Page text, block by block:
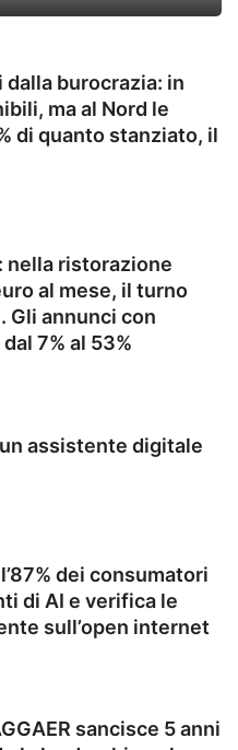
burocrazia: in
ma al Nord le
di quanto stanziato, il
nella ristorazione
al mese, il turno
Gli annunci con
7% al 53%
assistente digitale
dei consumatori
di AI e verifica le
sull’open internet
sancisce 5 anni